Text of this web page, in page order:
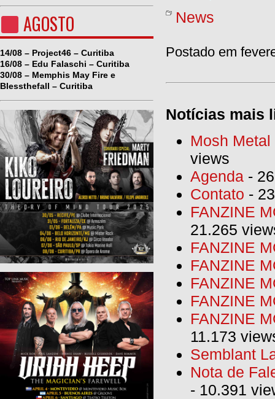
AGOSTO
14/08 – Project46 – Curitiba
16/08 – Edu Falaschi – Curitiba
30/08 – Memphis May Fire e
Blessthefall – Curitiba
News
Postado em
Notícias mais
Mosh
views
Agenda -
Contato -
FANZINE
21.265
FANZINE
FANZINE
FANZINE
FANZINE
FANZINE
11.173
Semblant
Nota de
- 10.391